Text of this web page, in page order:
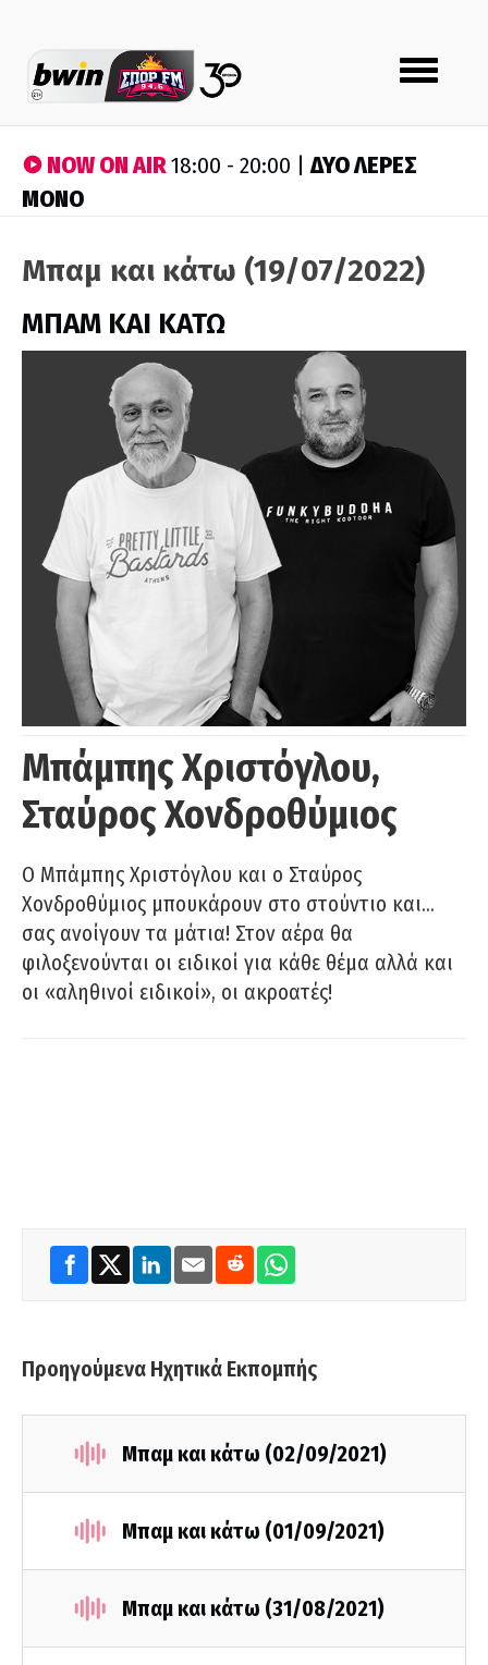
Toggle
navigation
NOW ON AIR18:00 - 20:00 |ΔΥΟ ΛΕΡΕΣ
ΜΟΝΟ
Μπαμ και κάτω (19/07/2022)
ΜΠΑΜ ΚΑΙ ΚΑΤΩ
Μπάμπης Χριστόγλου,
Σταύρος Χονδροθύμιος
O Μπάμπης Χριστόγλου και ο Σταύρος
Χονδροθύμιος μπουκάρουν στο στούντιο και…
σας ανοίγουν τα μάτια! Στον αέρα θα
φιλοξενούνται οι ειδικοί για κάθε θέμα αλλά και
οι «αληθινοί ειδικοί», οι ακροατές!
Προηγούμενα Ηχητικά Εκπομπής
Μπαμ και κάτω (02/09/2021)
Μπαμ και κάτω (01/09/2021)
Μπαμ και κάτω (31/08/2021)